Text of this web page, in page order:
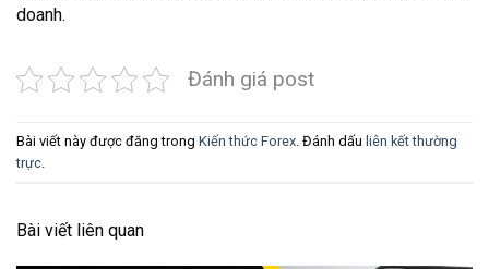
doanh.
Đánh giá post
Bài viết này được đăng trong Kiến thức Forex . Đánh dấu liên kết thường
trực
Bài viết liên quan